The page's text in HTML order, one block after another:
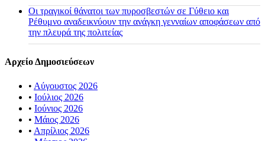
Οι τραγικοί θάνατοι των πυροσβεστών σε Γύθειο και
Ρέθυμνο αναδεικνύουν την ανάγκη γενναίων αποφάσεων από
την πλευρά της πολιτείας
Αρχείο Δημοσιεύσεων
• Αύγουστος 2026
• Ιούλιος 2026
• Ιούνιος 2026
• Μάιος 2026
• Απρίλιος 2026